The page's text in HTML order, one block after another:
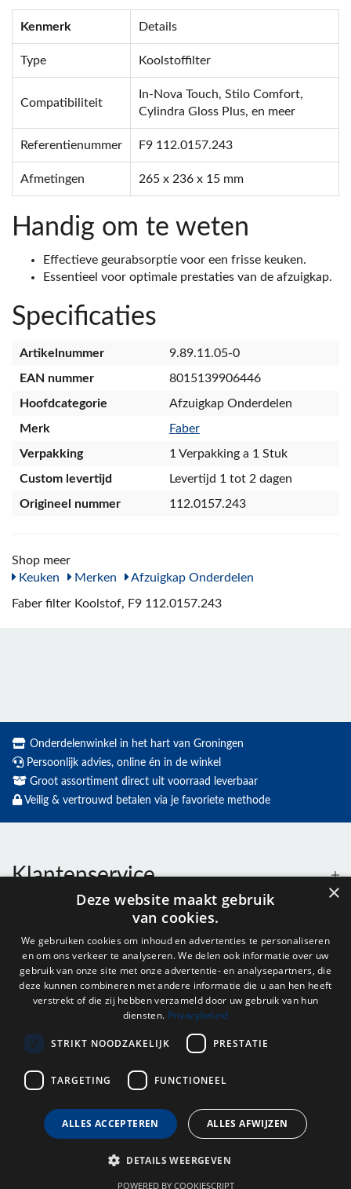
Kenmerk Details
Type Koolstoffilter
Compatibiliteit
In-Nova Touch, Stilo Comfort,
Cylindra Gloss Plus, en meer
Referentienummer F9 112.0157.243
Afmetingen 265 x 236 x 15 mm
Handig om te weten
Effectieve geurabsorptie voor een frisse keuken.
Essentieel voor optimale prestaties van de afzuigkap.
Specificaties
Artikelnummer
9.89.11.05-0
EAN nummer
8015139906446
Hoofdcategorie
Afzuigkap Onderdelen
Merk
Faber
Verpakking
1 Verpakking a 1 Stuk
Custom levertijd
Levertijd 1 tot 2 dagen
Origineel nummer
112.0157.243
Shop meer
Keuken
Merken Afzuigkap Onderdelen
Faber filter Koolstof, F9 112.0157.243
Onderdelenwinkel in het hart van Groningen
Persoonlijk advies, online én in de winkel
Groot assortiment direct uit voorraad leverbaar
Veilig & vertrouwd betalen via je favoriete methode
Klantenservice
Openingstijden
Nieuwsbrief
×
Deze website maakt gebruik
van cookies.
We gebruiken cookies om inhoud en advertenties te personaliseren
en om ons verkeer te analyseren. We delen ook informatie over uw
gebruik van onze site met onze advertentie- en analysepartners, die
deze kunnen combineren met andere informatie die u aan hen heeft
verstrekt of die zij hebben verzameld door uw gebruik van hun
diensten. Privacybeleid
STRIKT NOODZAKELIJK PRESTATIE
TARGETING FUNCTIONEEL
ALLES ACCEPTEREN ALLES AFWIJZEN
DETAILS WEERGEVEN
POWERED BY COOKIESCRIPT